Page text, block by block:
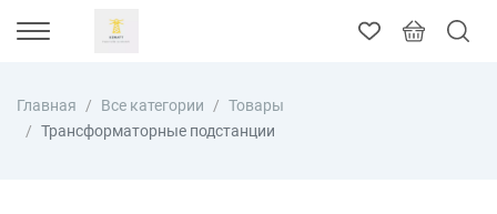
Главная Все категории
Товары
Трансформаторные подстанции